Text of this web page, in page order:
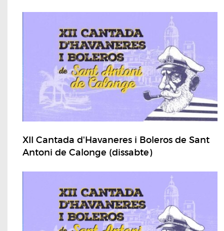
XII Cantada d'Havaneres i Boleros de Sant
Antoni de Calonge (dissabte)